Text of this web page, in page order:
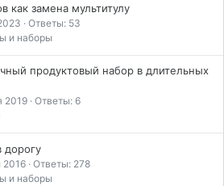
как замена мультитулу
Ответы: 53
и наборы
продуктовый набор в длительных
2019 Ответы: 6
дорогу
2016 Ответы: 278
и наборы